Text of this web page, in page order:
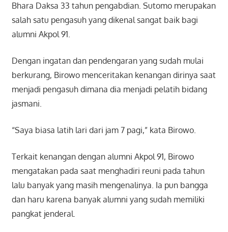
Bhara Daksa 33 tahun pengabdian. Sutomo merupakan
salah satu pengasuh yang dikenal sangat baik bagi
alumni Akpol 91.
Dengan ingatan dan pendengaran yang sudah mulai
berkurang, Birowo menceritakan kenangan dirinya saat
menjadi pengasuh dimana dia menjadi pelatih bidang
jasmani.
“Saya biasa latih lari dari jam 7 pagi,” kata Birowo.
Terkait kenangan dengan alumni Akpol 91, Birowo
mengatakan pada saat menghadiri reuni pada tahun
lalu banyak yang masih mengenalinya. Ia pun bangga
dan haru karena banyak alumni yang sudah memiliki
pangkat jenderal.